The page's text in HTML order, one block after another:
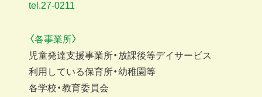
tel.27-0211
〈各事業所〉
児童発達支援事業所・放課後等デイサービス
利用している保育所・幼稚園等
各学校・教育委員会